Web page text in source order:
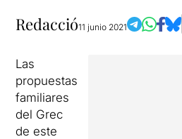
Redacció11 junio 2021
Las
propuestas
familiares
del Grec
de este